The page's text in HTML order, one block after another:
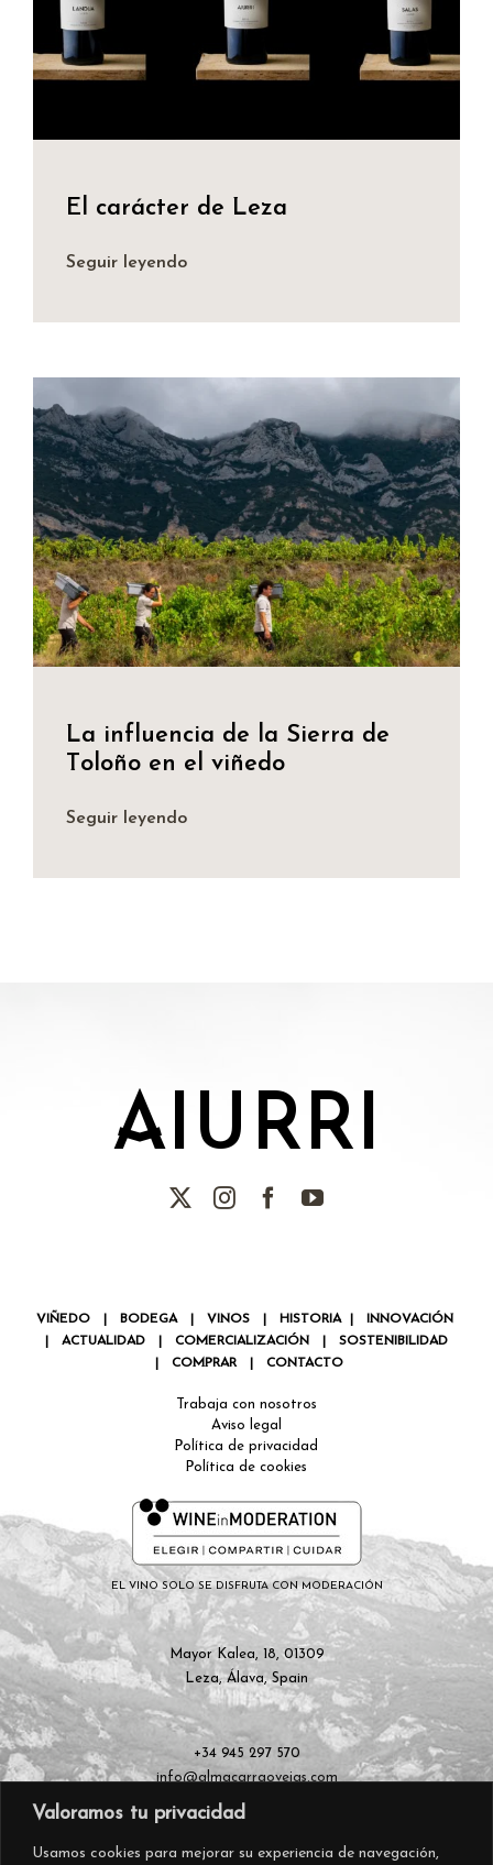
Valoramos tu privacidad
Usamos cookies para mejorar su experiencia de navegación,
El carácter de Leza
Seguir leyendo
La influencia de la Sierra de
Toloño en el viñedo
Seguir leyendo
AIURRI
VIÑEDO| BODEGA| VINOS| HISTORIA| INNOVACIÓN
ACTUALIDAD COMERCIALIZACIÓN
SOSTENIBILIDAD
COMPRAR| CONTACTO
Trabaja con nosotros
Aviso legal
Política de privacidad
Política de cookies
EL VINO SOLO SE DISFRUTA CON MODERACIÓN
Mayor Kalea, 18, 01309
Leza, Álava, Spain
+34 945 297 570
info@almacarraovejas.com